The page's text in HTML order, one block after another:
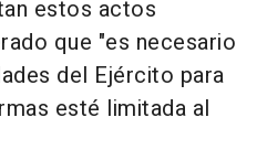
estos actos
que "es necesario
del Ejército para
esté limitada al